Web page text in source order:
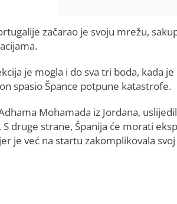
začarao je svoju mrežu,
je mogla i do sva tri boda, kada
spasio Špance potpune katastrofe.
Mohamada iz Jordana,
druge strane, Španija će morati
je već na startu zakomplikovala